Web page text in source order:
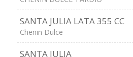
SANTA JULIA LATA 355 CC
Chenin Dulce
SANTA JULIA